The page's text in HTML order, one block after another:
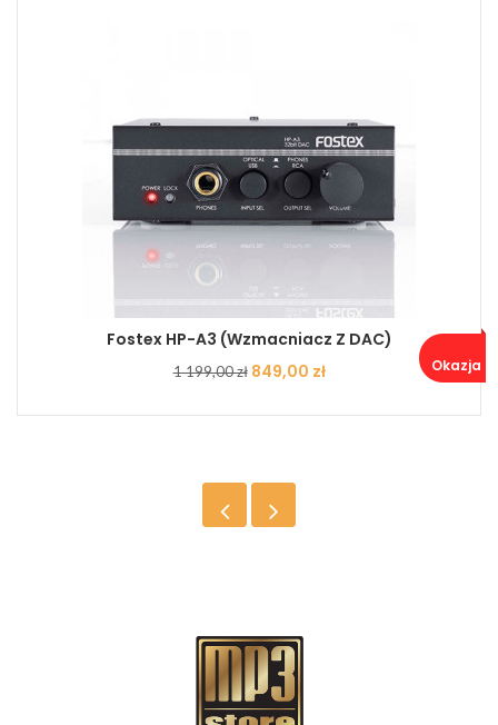
Fostex HP-A3 (wzmacniacz Z DAC)
Cena
1 199,00 zł Cena
849,00 zł Okazja ..